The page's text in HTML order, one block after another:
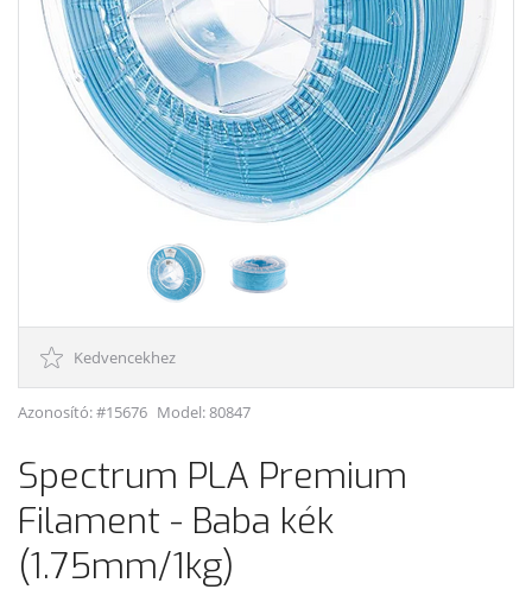
Kedvencekhez
Azonosító: #15676 Model:80847
Spectrum PLA Premium
Filament - Baba kék
(1.75mm/1kg)